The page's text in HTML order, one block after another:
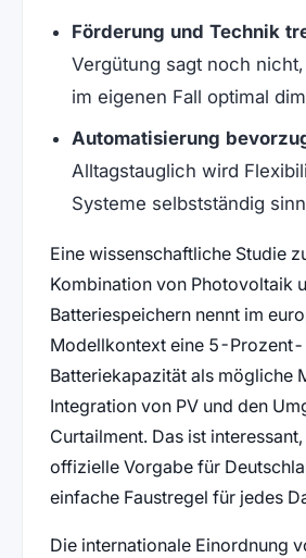
Förderung und Technik
Vergütung sagt noch
im eigenen Fall optimal
Automatisierung
Alltagstauglich wird
Systeme selbstständig
Eine wissenschaftliche Studie
Kombination von Photovoltaik
Batteriespeichern nennt im
Modellkontext eine 5-Prozent-
Batteriekapazität als mögliche
Integration von PV und den
Curtailment. Das ist
offizielle Vorgabe für
einfache Faustregel für jedes
Die internationale Einordnung